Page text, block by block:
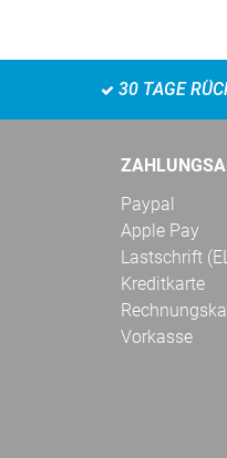
30 TAGE
Paypal
Apple Pay
Lastschrift
Kreditkarte
Vorkasse